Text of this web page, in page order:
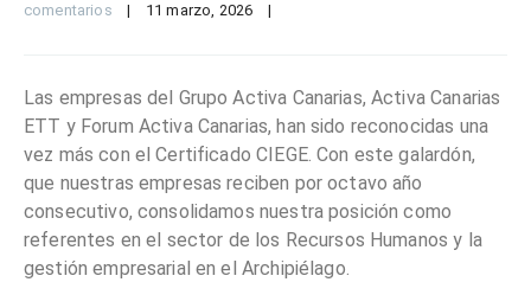
comentarios
| 11 marzo, 2026 |
Las empresas del Grupo Activa Canarias, Activa Canarias
ETT y Forum Activa Canarias, han sido reconocidas una
vez más con el Certificado CIEGE. Con este galardón,
que nuestras empresas reciben por octavo año
consecutivo, consolidamos nuestra posición como
referentes en el sector de los Recursos Humanos y la
gestión empresarial en el Archipiélago.